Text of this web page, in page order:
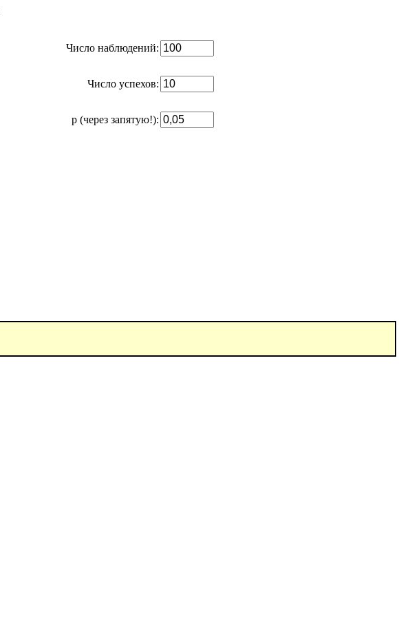
Число наблюдений:
Число успехов:
р (через запятую!):